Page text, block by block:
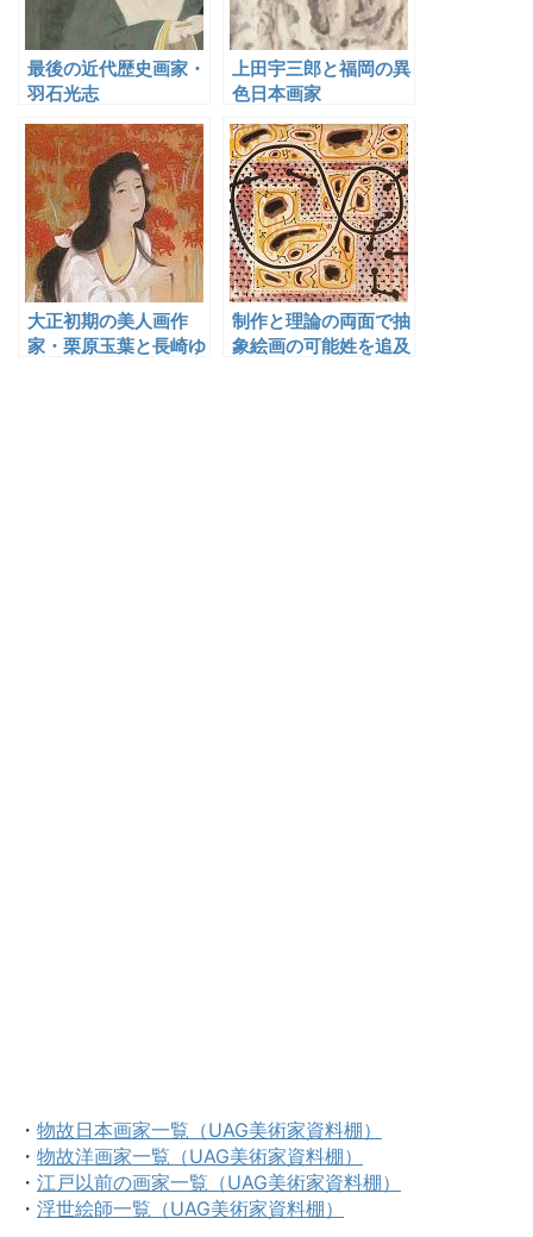
最後の近代歴史画家・
羽石光志
上田宇三郎と福岡の異
色日本画家
大正初期の美人画作
家・栗原玉葉と長崎ゆ
制作と理論の両面で抽
象絵画の可能姓を追及
・ 物故日本画家一覧（UAG美術家資料棚）
・ 物故洋画家一覧（UAG美術家資料棚）
・ 江戸以前の画家一覧（UAG美術家資料棚）
・ 浮世絵師一覧（UAG美術家資料棚）